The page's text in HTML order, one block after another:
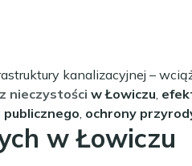
kanalizacyjnej –
nieczystości w Łowiczu
ochrony
w Łowiczu